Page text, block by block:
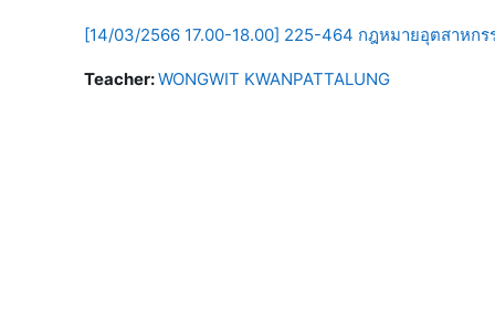
[14/03/2566 17.00-18.00] 225-464 กฎหมายอุตสาหกร
Teacher:WONGWIT KWANPATTALUNG